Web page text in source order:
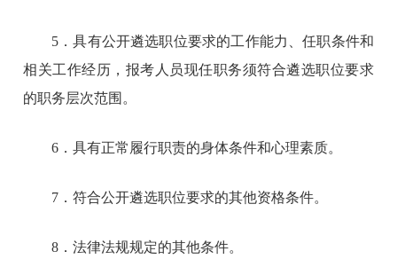
5．具有公开遴选职位要求的工作能力、任职条件和
相关工作经历，报考人员现任职务须符合遴选职位要求
的职务层次范围。
6．具有正常履行职责的身体条件和心理素质。
7．符合公开遴选职位要求的其他资格条件。
8．法律法规规定的其他条件。